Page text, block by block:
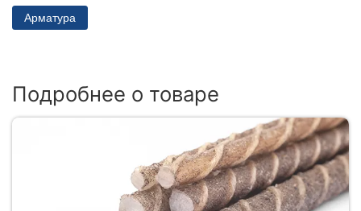
Арматура
Подробнее о товаре